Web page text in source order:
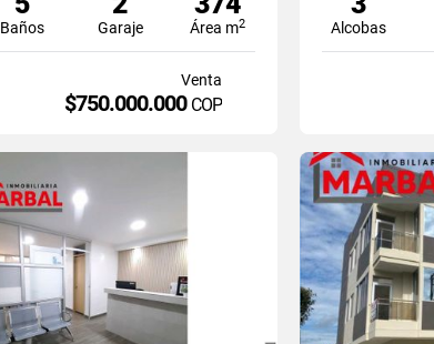
Baños Garaje Área m2
Venta
$750.000.000 COP
Alcobas